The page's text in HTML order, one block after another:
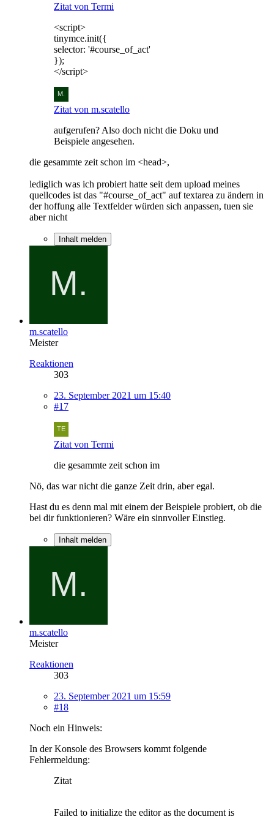
Zitat von Termi
<script>
tinymce.init({
selector: '#course_of_act'
});
</script>
Zitat von m.scatello
aufgerufen? Also doch nicht die Doku und
Beispiele angesehen.
die gesammte zeit schon im <head>,
lediglich was ich probiert hatte seit dem upload meines
quellcodes ist das "#course_of_act" auf textarea zu ändern in
der hoffung alle Textfelder würden sich anpassen, tuen sie
aber nicht
Inhalt melden
m.scatello
Meister
Reaktionen
303
23. September 2021 um 15:40
#17
Zitat von Termi
die gesammte zeit schon im
Nö, das war nicht die ganze Zeit drin, aber egal.
Hast du es denn mal mit einem der Beispiele probiert, ob die
bei dir funktionieren? Wäre ein sinnvoller Einstieg.
Inhalt melden
m.scatello
Meister
Reaktionen
303
23. September 2021 um 15:59
#18
Noch ein Hinweis:
In der Konsole des Browsers kommt folgende
Fehlermeldung:
Zitat
Failed to initialize the editor as the document is